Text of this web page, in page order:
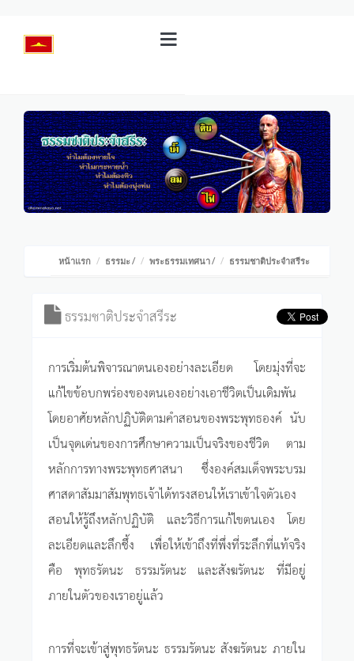
หน้าแรก ธรรมะ/ พระธรรมเทศนา/ ธรรมชาติประจำสรีระ
ธรรมชาติประจำสรีระ
การเริ่มต้นพิจารณาตนเองอย่างละเอียด โดยมุ่งที่จะ
แก้ไขข้อบกพร่องของตนเองอย่างเอาชีวิตเป็นเดิมพัน
โดยอาศัยหลักปฏิบัติตามคำสอนของพระพุทธองค์ นับ
เป็นจุดเด่นของการศึกษาความเป็นจริงของชีวิต ตาม
หลักการทางพระพุทธศาสนา ซึ่งองค์สมเด็จพระบรม
ศาสดาสัมมาสัมพุทธเจ้าได้ทรงสอนให้เราเข้าใจตัวเอง
สอนให้รู้ถึงหลักปฏิบัติ และวิธีการแก้ไขตนเอง โดย
ละเอียดและลึกซึ้ง เพื่อให้เข้าถึงที่พึ่งที่ระลึกที่แท้จริง
คือ พุทธรัตนะ ธรรมรัตนะ และสังฆรัตนะ ที่มีอยู่
ภายในตัวของเราอยู่แล้ว
การที่จะเข้าสู่พุทธรัตนะ ธรรมรัตนะ สังฆรัตนะ ภายใน